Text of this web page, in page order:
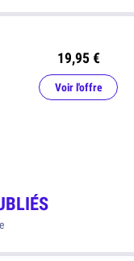
19,95 €
Voir l'offre